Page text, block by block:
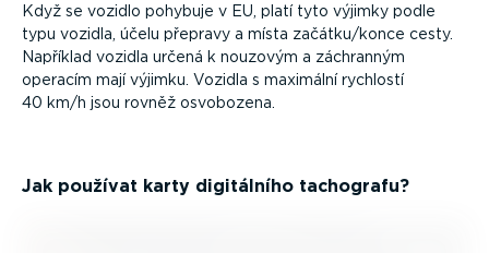
Když se vozidlo pohybuje v EU, platí tyto výjimky podle
typu vozidla, účelu přepravy a místa začátku/konce cesty.
Například vozidla určená k nouzovým a záchranným
operacím mají výjimku. Vozidla s maximální rychlostí
40 km/h jsou rovněž osvobozena.
Jak používat karty digitálního tachografu?